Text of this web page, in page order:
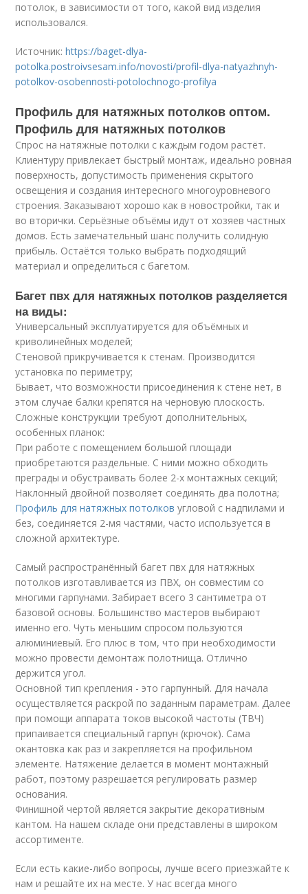
потолок, в зависимости от того, какой вид изделия
использовался.
Источник:https://baget-dlya-
potolka.postroivsesam.info/novosti/profil-dlya-natyazhnyh-
potolkov-osobennosti-potolochnogo-profilya
Профиль для натяжных потолков оптом.
Профиль для натяжных потолков
Спрос на натяжные потолки с каждым годом растёт.
Клиентуру привлекает быстрый монтаж, идеально ровная
поверхность, допустимость применения скрытого
освещения и создания интересного многоуровневого
строения. Заказывают хорошо как в новостройки, так и
во вторички. Серьёзные объёмы идут от хозяев частных
домов. Есть замечательный шанс получить солидную
прибыль. Остаётся только выбрать подходящий
материал и определиться с багетом.
Багет пвх для натяжных потолков разделяется
на виды:
Универсальный эксплуатируется для объёмных и
криволинейных моделей;
Стеновой прикручивается к стенам. Производится
установка по периметру;
Бывает, что возможности присоединения к стене нет, в
этом случае балки крепятся на черновую плоскость.
Сложные конструкции требуют дополнительных,
особенных планок:
При работе с помещением большой площади
приобретаются раздельные. С ними можно обходить
преграды и обустраивать более 2-х монтажных секций;
Наклонный двойной позволяет соединять два полотна;
Профиль для натяжных потолков угловой с надпилами и
без, соединяется 2-мя частями, часто используется в
сложной архитектуре.
Самый распространённый багет пвх для натяжных
потолков изготавливается из ПВХ, он совместим со
многими гарпунами. Забирает всего 3 сантиметра от
базовой основы. Большинство мастеров выбирают
именно его. Чуть меньшим спросом пользуются
алюминиевый. Его плюс в том, что при необходимости
можно провести демонтаж полотнища. Отлично
держится угол.
Основной тип крепления - это гарпунный. Для начала
осуществляется раскрой по заданным параметрам. Далее
при помощи аппарата токов высокой частоты (ТВЧ)
припаивается специальный гарпун (крючок). Сама
окантовка как раз и закрепляется на профильном
элементе. Натяжение делается в момент монтажный
работ, поэтому разрешается регулировать размер
основания.
Финишной чертой является закрытие декоративным
кантом. На нашем складе они представлены в широком
ассортименте.
Если есть какие-либо вопросы, лучше всего приезжайте к
нам и решайте их на месте. У нас всегда много